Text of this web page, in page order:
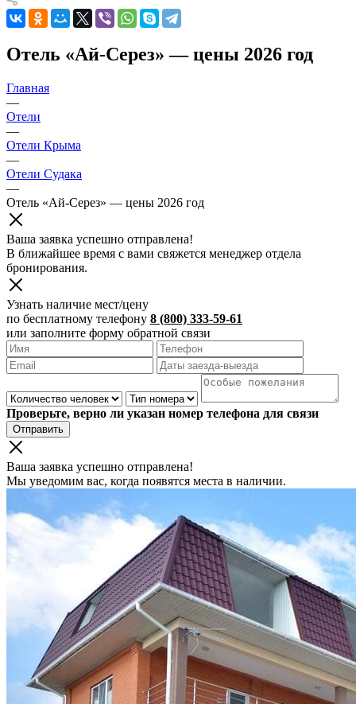
Отель «Ай-Серез» — цены 2026 год
Главная
—
Отели
—
Отели Крыма
—
Отели Судака
—
Отель «Ай-Серез» — цены 2026 год
Ваша заявка успешно отправлена!
В ближайшее время с вами свяжется менеджер отдела
бронирования.
Узнать наличие мест/цену
по бесплатному телефону 8 (800) 333-59-61
или заполните форму обратной связи
Проверьте, верно ли указан номер телефона для связи
Отправить
Ваша заявка успешно отправлена!
Мы уведомим вас, когда появятся места в наличии.